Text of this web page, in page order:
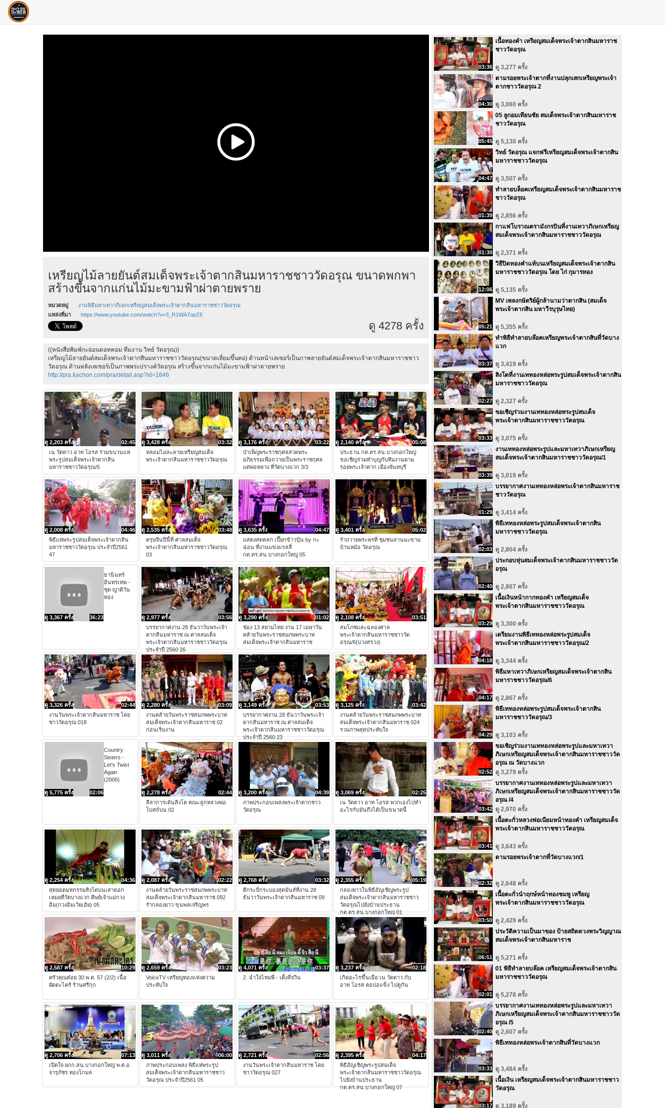
เหรียญไม้ลายยันต์สมเด็จพระเจ้าตากสินมหาราชชาววัดอรุณ ขนาดพกพา
สร้างขึ้นจากแก่นไม้มะขามฟ้าผ่าตายพราย
หมวดหมู่
งานพิธีมหาเทวาภิเษกเหรียญสมเด็จพระเจ้าตากสินมหาราชชาววัดอรุณ
แหล่งที่มา
https://www.youtube.com/watch?v=3_R1WA7opZ8
ดู 4278 ครั้ง
((หนังสือพิมพ์กะฉ่อนดอทคอม ทีมงาน วิทย์ วัดอรุณ))
เหรียญไม้ลายยันต์สมเด็จพระเจ้าตากสินมหาราชชาววัดอรุณ(ขนาดเลี่ยมขึ้นคอ) ด้านหน้าเลเซอร์เป็นภาพลายยันต์สมเด็จพระเจ้าตากสินมหาราชชาว
วัดอรุณ ด้านหลังเลเซอร์เป็นภาพพระปรางค์วัดอรุณ สร้างขึ้นจากแก่นไม้มะขามฟ้าผ่าตายพราย
http://pra.kachon.com/pra/detail.asp?id=1846
02:45
ดู 2,203 ครั้ง
เน วัดดาว อาท โอรส ร่วมขบวนแห่
พระรูปสมเด็จพระเจ้าตากสิน
มหาราชชาววัดอรุณ/5
03:32
ดู 3,428 ครั้ง
หลอมไม่ละลายเหรียญสมเด็จ
พระเจ้าตากสินมหาราชชาววัดอรุณ
03:22
ดู 3,176 ครั้ง
บำเพ็ญพระราชกุศลสวดพระ
อภิธรรมเพื่อถวายเป็นพระราชกุศล
แด่พ่อหลวง ที่วัดบางแวก 3/3
05:08
ดู 2,140 ครั้ง
ประธาน กต.ตร.สน.บางกอกใหญ่
ขอเชิญร่วมทำบุญกับทีมงานตาม
รอยพระเจ้าตาก เมืองจันทบุรี
04:46
ดู 2,008 ครั้ง
พิธีแห่พระรูปสมเด็จพระเจ้าตากสิน
มหาราชชาววัดอรุณ ประจำปี2561
47
03:48
ดู 2,535 ครั้ง
ตรุษจีนปีนี้ที่ ศาลสมเด็จ
พระเจ้าตากสินมหาราชชาววัดอรุณ
03
04:47
ดู 3,635 ครั้ง
แสดงสดตลก เปี๊ยกข้าวปุ้น by กะ
ฉ่อน ที่งานแข่งแรลลี่
กต.ตร.สน.บางกอกใหญ่ 05
05:02
ดู 3,401 ครั้ง
รำถวายพระพรที่ ชุมชนลานมะขาม
บ้านหม้อ วัดอรุณ
36:23
ดู 3,367 ครั้ง
ธานินทร์
อินทรเทพ -
ชุด ญาติวัน
ทอง
03:56
ดู 2,977 ครั้ง
บรรยากาศงาน 28 ธันวาวันพระเจ้า
ตากสินมหาราช ณ ศาลสมเด็จ
พระเจ้าตากสินมหาราชชาววัดอรุณ
ประจำปี 2560 26
01:02
ดู 3,290 ครั้ง
ช่อง 13 สยามไทย งาน 17 เมษาวัน
คล้ายวันพระราชสมภพพระบาท
สมเด็จพระเจ้าตากสินมหาราช
03:51
ดู 2,108 ครั้ง
สมโภชและฉลองศาล
พระเจ้าตากสินมหาราชชาววัด
อรุณ/6(บวงสรวง)
02:44
ดู 3,326 ครั้ง
งานวันพระเจ้าตากสินมหาราช โดย
ชาววัดอรุณ 018
03:09
ดู 2,280 ครั้ง
งานคล้ายวันพระราชสมภพพระบาท
สมเด็จพระเจ้าตากสินมหาราช 02
ก่อนเริ่มงาน
03:53
ดู 3,149 ครั้ง
บรรยากาศงาน 28 ธันวาวันพระเจ้า
ตากสินมหาราช ณ ศาลสมเด็จ
พระเจ้าตากสินมหาราชชาววัดอรุณ
ประจำปี 2560 23
03:42
ดู 3,125 ครั้ง
งานคล้ายวันพระราชสมภพพระบาท
สมเด็จพระเจ้าตากสินมหาราช 024
รวมภาพสุดประทับใจ
02:06
ดู 5,775 ครั้ง
Country
Sisters -
Let's Twist
Again
(2006)
02:44
ดู 2,278 ครั้ง
ลีลาการเต้นสิงโต คณะลูกหลวงพ่อ
โบสถ์บน 02
04:39
ดู 3,200 ครั้ง
ภาพประกอบเพลงพระเจ้าตากชาว
วัดอรุณ
02:25
ดู 3,069 ครั้ง
เน วัดดาว อาท โอรส พวกเองไปทำ
อะไรกับมันถึงได้เป็นขนาดนี้
04:36
ดู 2,254 ครั้ง
สุดยอดมหกรรมสิงโตบนเสาดอก
เหมยที่วัดบางแวก ศิษย์เจ้าแม่กวง
อิม(กวงอิมเว้ยเฮ้ย) 05
02:22
ดู 2,087 ครั้ง
งานคล้ายวันพระราชสมภพพระบาท
สมเด็จพระเจ้าตากสินมหาราช 092
รำกลองยาว ขุนพลเจริญพร
03:32
ดู 2,768 ครั้ง
ตีกระบี่กระบองสุดมันส์ที่งาน 28
ธันวาวันพระเจ้าตากสินมหาราช 09
05:19
ดู 2,355 ครั้ง
กลองยาวในพิธีอัญเชิญพระรูป
สมเด็จพระเจ้าตากสินมหาราชชาว
วัดอรุณไปยังบ้านประธาน
กต.ตร.สน.บางกอกใหญ่ 01
10:29
ดู 2,587 ครั้ง
ครัวคุณต๋อย 30 พ.ค. 57 (2/2) เนื้อ
ผัดตะไคร้ ร้านศรีกุก
03:23
ดู 2,659 ครั้ง
VoiceTV เหรียญทองแห่งความ
ประทับใจ
03:37
ดู 4,071 ครั้ง
2. ฉ่ำใจไหมพี่ - เติ้งลี่จวิน
02:18
ดู 3,237 ครั้ง
เกิดอะไรขึ้นเมื่อ เน วัดดาว กับ
อาท โอรส คอบ่อแข็ง ไปดูกัน
07:13
ดู 2,706 ครั้ง
เปิดใจ ผกก.สน.บางกอกใหญ่ พ.ต.อ
จารุภัชร ทองโกมล
06:00
ดู 3,011 ครั้ง
ภาพประกอบเพลง พิธีแห่พระรูป
สมเด็จพระเจ้าตากสินมหาราชชาว
วัดอรุณ ประจำปี2561 05
02:56
ดู 2,721 ครั้ง
งานวันพระเจ้าตากสินมหาราช โดย
ชาววัดอรุณ 027
04:17
ดู 2,395 ครั้ง
พิธีอัญเชิญพระรูปสมเด็จ
พระเจ้าตากสินมหาราชชาววัดอรุณ
ไปยังบ้านประธาน
กต.ตร.สน.บางกอกใหญ่ 07
03:36
เนื้อทองคำ เหรียญสมเด็จพระเจ้าตากสินมหาราช
ชาววัดอรุณ
ดู 3,277 ครั้ง
04:30
ตามรอยพระเจ้าตากที่งานปลุกเสกเหรียญพระเจ้า
ตากชาววัดอรุณ 2
ดู 3,060 ครั้ง
05:45
05 ลูกอมเทียนชัย สมเด็จพระเจ้าตากสินมหาราช
ชาววัดอรุณ
ดู 5,130 ครั้ง
04:47
วิทย์ วัดอรุณ แจกฟรีเหรียญสมเด็จพระเจ้าตากสิน
มหาราชชาววัดอรุณ
ดู 3,507 ครั้ง
01:39
ทําลายบล็อคเหรียญสมเด็จพระเจ้าตากสินมหาราช
ชาววัดอรุณ
ดู 2,856 ครั้ง
01:30
กาแฟโบราณตรามังกรบินที่งานเทวาภิเษกเหรียญ
สมเด็จพระเจ้าตากสินมหาราชชาววัดอรุณ
ดู 2,371 ครั้ง
12:06
วิธีปิดทองคำแท้บนเหรียญสมเด็จพระเจ้าตากสิน
มหาราชชาววัดอรุณ โดย ไก่ กุมารทอง
ดู 5,135 ครั้ง
05:21
MV เพลงกษัตริย์ผู้กล้านามว่าตากสิน (สมเด็จ
พระเจ้าตากสิน มหาวีรบุรุษไทย)
ดู 5,355 ครั้ง
03:37
ทำพิธีทำลายบล๊อคเหรียญพระเจ้าตากสินที่วัดบาง
แวก
ดู 3,419 ครั้ง
02:27
สิงโตที่งานเททองหล่อพระรูปสมเด็จพระเจ้าตากสิน
มหาราชชาววัดอรุณ
ดู 2,327 ครั้ง
03:33
ขอเชิญร่วมงานเททองหล่อพระรูปสมเด็จ
พระเจ้าตากสินมหาราชชาววัดอรุณ
ดู 3,075 ครั้ง
03:39
งานเททองหล่อพระรูปและมหาเทวาภิเษกเหรียญ
สมเด็จพระเจ้าตากสินมหาราชชาววัดอรุณ/1
ดู 3,019 ครั้ง
01:29
บรรยากาศงานเททองหล่อพระเจ้าตากสินมหาราช
ชาววัดอรุณ
ดู 3,414 ครั้ง
02:03
พิธีเททองหล่อพระรูปสมเด็จพระเจ้าตากสิน
มหาราชชาววัดอรุณ
ดู 2,804 ครั้ง
02:40
ประกอบหุ่นสมเด็จพระเจ้าตากสินมหาราชชาววัด
อรุณ
ดู 2,867 ครั้ง
03:29
เนื้อเงินหน้ากากทองคำ เหรียญสมเด็จ
พระเจ้าตากสินมหาราชชาววัดอรุณ
ดู 3,300 ครั้ง
04:18
เตรียมงานพิธีเททองหล่อพระรูปสมเด็จ
พระเจ้าตากสินมหาราชชาววัดอรุณ/2
ดู 3,344 ครั้ง
04:17
พิธีมหาเทวาภิเษกเหรียญสมเด็จพระเจ้าตากสิน
มหาราชชาววัดอรุณ/6
ดู 2,867 ครั้ง
04:29
พิธีเททองหล่อพระรูปสมเด็จพระเจ้าตากสิน
มหาราชชาววัดอรุณ/3
ดู 3,103 ครั้ง
02:52
ขอเชิญร่วมงานเททองหล่อพระรูปและมหาเทวา
ภิเษกเหรียญสมเด็จพระเจ้าตากสินมหาราชชาววัด
อรุณ ณ วัดบางแวก
ดู 3,279 ครั้ง
03:42
บรรยากาศงานเททองหล่อพระรูปและมหาเทวา
ภิเษกเหรียญสมเด็จพระเจ้าตากสินมหาราชชาววัด
อรุณ /4
ดู 2,970 ครั้ง
03:41
เนื้อตะกั่วหลวงพ่อเนียมหน้าทองคำ เหรียญสมเด็จ
พระเจ้าตากสินมหาราชชาววัดอรุณ
ดู 3,643 ครั้ง
02:32
ตามรอยพระเจ้าตากที่วัดบางแวก/1
ดู 2,648 ครั้ง
03:50
เนื้อตะกั่วนำฤกษ์หน้าทองชมพู เหรียญ
พระเจ้าตากสินมหาราชชาววัดอรุณ
ดู 2,429 ครั้ง
06:51
ประวัติความเป็นมาของ ป้ายสถิตดวงพระวิญญาณ
สมเด็จพระเจ้าตากสินมหาราช
ดู 5,271 ครั้ง
02:01
01 พิธีทำลายบล๊อค เหรียญสมเด็จพระเจ้าตากสิน
มหาราชชาววัดอรุณ
ดู 5,278 ครั้ง
02:40
บรรยากาศงานเททองหล่อพระรูปและมหาเทวา
ภิเษกเหรียญสมเด็จพระเจ้าตากสินมหาราชชาววัด
อรุณ /5
ดู 2,607 ครั้ง
03:33
พิธีเททองหล่อพระเจ้าตากสินที่วัดบางแวก
ดู 3,484 ครั้ง
03:17
เนื้อเงิน เหรียญสมเด็จพระเจ้าตากสินมหาราชชาว
วัดอรุณ
ดู 3,189 ครั้ง